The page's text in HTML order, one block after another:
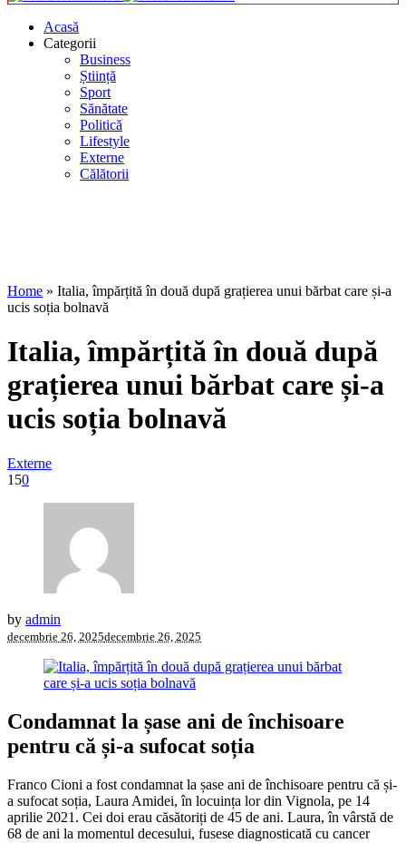
Acasă
Categorii
Business
Știință
Sport
Sănătate
Politică
Lifestyle
Externe
Călătorii
Home » Italia, împărțită în două după grațierea unui bărbat care și-a
ucis soția bolnavă
Italia, împărțită în două după
grațierea unui bărbat care și-a
ucis soția bolnavă
Externe
150
by admin
decembrie 26, 2025decembrie 26, 2025
Condamnat la șase ani de închisoare
pentru că și-a sufocat soția
Franco Cioni a fost condamnat la șase ani de închisoare pentru că și-
a sufocat soția, Laura Amidei, în locuința lor din Vignola, pe 14
aprilie 2021. Cei doi erau căsătoriți de 45 de ani. Laura, în vârstă de
68 de ani la momentul decesului, fusese diagnosticată cu cancer